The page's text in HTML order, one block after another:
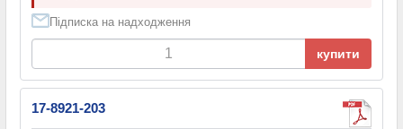
Підписка на надходження
купити
17-8921-203